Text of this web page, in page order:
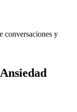
conversaciones y